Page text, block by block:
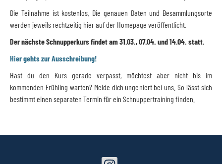
Die Teilnahme ist kostenlos. Die genauen Daten und Besammlungsorte
werden jeweils rechtzeitig hier auf der Homepage veröffentlicht.
Der nächste Schnupperkurs findet am 31.03., 07.04. und 14.04. statt.
Hier gehts zur Ausschreibung!
Hast du den Kurs gerade verpasst, möchtest aber nicht bis im
kommenden Frühling warten? Melde dich ungeniert bei uns. So lässt sich
bestimmt einen separaten Termin für ein Schnuppertraining finden.